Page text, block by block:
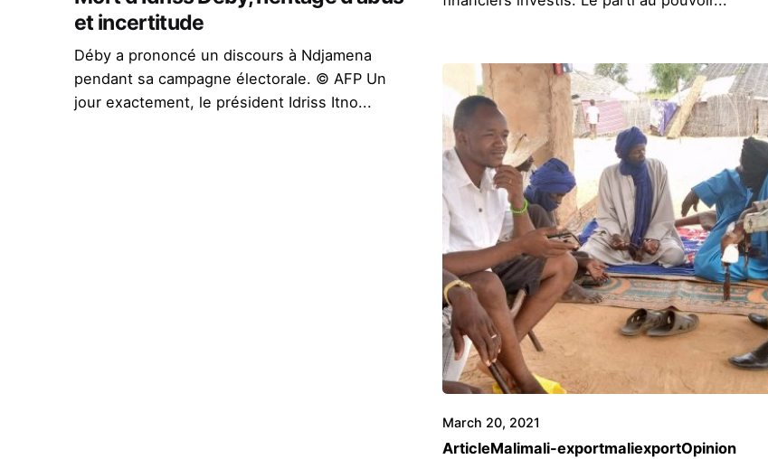
et incertitude
Déby a prononcé un discours à Ndjamena
pendant sa campagne électorale. © AFP Un
jour exactement, le président Idriss Itno...
March 20, 2021
ArticleMalimali-exportmaliexportOpinion